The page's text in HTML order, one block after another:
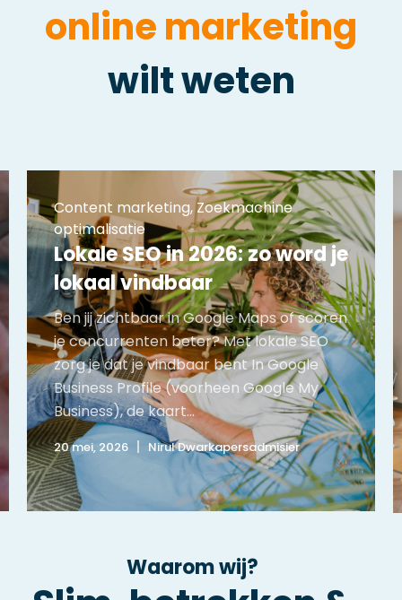
online marketing
wilt weten
Content marketing,Zoekmachine
optimalisatie
Lokale SEO in 2026: zo word je
lokaal vindbaar
Ben jij zichtbaar in Google Maps of scoren
je concurrenten beter? Met lokale SEO
zorg je dat je vindbaar bent In Google
Business Profile (voorheen Google My
Business), de kaart...
20 mei, 2026 Nirul Dwarkapersadmisier
Waarom wij?